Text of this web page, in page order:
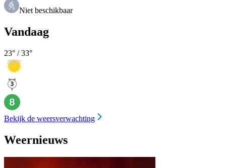
Niet beschikbaar
Vandaag
23° /33°
Bekijk de weersverwachting
Weernieuws